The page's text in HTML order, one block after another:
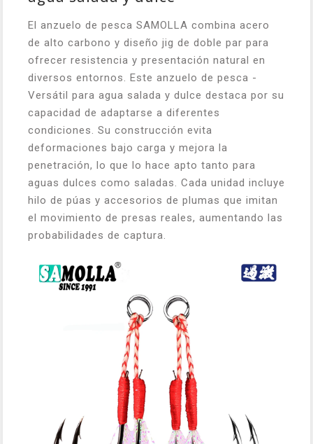
El anzuelo de pesca SAMOLLA combina acero
de alto carbono y diseño jig de doble par para
ofrecer resistencia y presentación natural en
diversos entornos. Este anzuelo de pesca -
Versátil para agua salada y dulce destaca por su
capacidad de adaptarse a diferentes
condiciones. Su construcción evita
deformaciones bajo carga y mejora la
penetración, lo que lo hace apto tanto para
aguas dulces como saladas. Cada unidad incluye
hilo de púas y accesorios de plumas que imitan
el movimiento de presas reales, aumentando las
probabilidades de captura.